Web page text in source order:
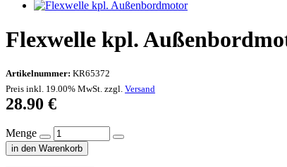
Flexwelle kpl.
Artikelnummer: KR65372
Preis inkl. 19.00% MwSt. zzgl. Versand
28.90 €
Menge
in den Warenkorb